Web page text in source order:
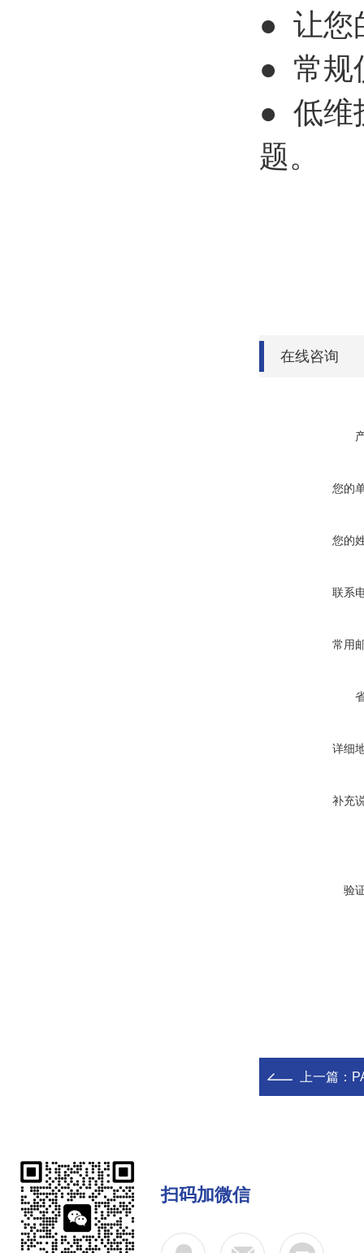
● 让您
● 常规
● 低维
题。
在线咨询
您的
您的
联系
常用
详细
补充
验
上一篇：
扫码加微信